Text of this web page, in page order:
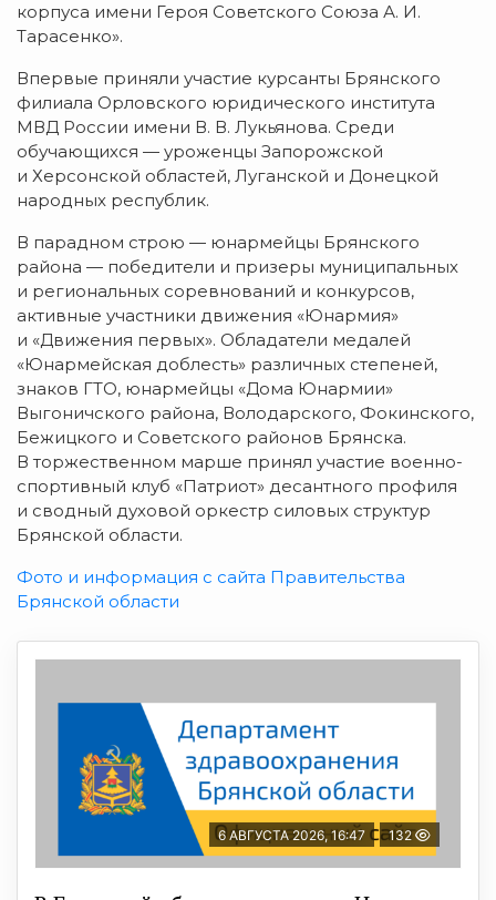
корпуса имени Героя Советского Союза А. И.
Тарасенко».
Впервые приняли участие курсанты Брянского
филиала Орловского юридического института
МВД России имени В. В. Лукьянова. Среди
обучающихся — уроженцы Запорожской
и Херсонской областей, Луганской и Донецкой
народных республик.
В парадном строю — юнармейцы Брянского
района — победители и призеры муниципальных
и региональных соревнований и конкурсов,
активные участники движения «Юнармия»
и «Движения первых». Обладатели медалей
«Юнармейская доблесть» различных степеней,
знаков ГТО, юнармейцы «Дома Юнармии»
Выгоничского района, Володарского, Фокинского,
Бежицкого и Советского районов Брянска.
В торжественном марше принял участие военно-
спортивный клуб «Патриот» десантного профиля
и сводный духовой оркестр силовых структур
Брянской области.
Фото и информация с сайта Правительства
Брянской области
6 АВГУСТА 2026, 16:47 132